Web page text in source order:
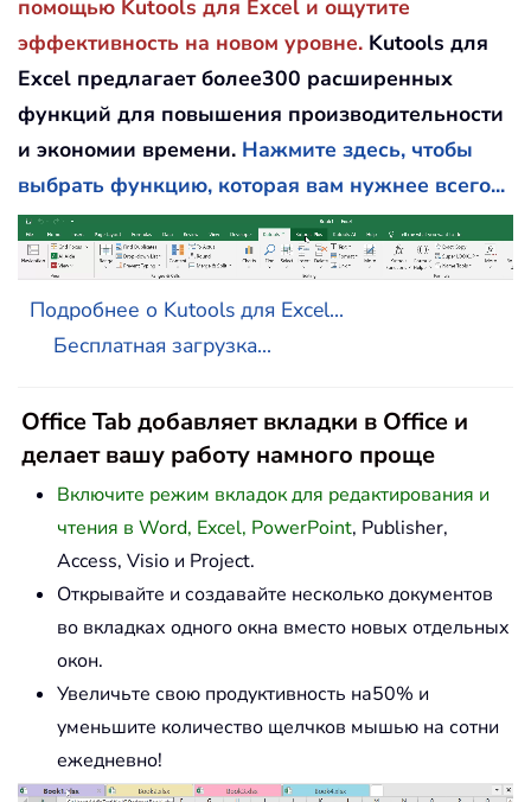
помощью Kutools для Excel и ощутите
эффективность на новом уровне. Kutools для
Excel предлагает более300 расширенных
функций для повышения производительности
и экономии времени. Нажмите здесь, чтобы
выбрать функцию, которая вам нужнее всего...
Подробнее о Kutools для Excel...
Бесплатная загрузка...
Office Tab добавляет вкладки в Office и
делает вашу работу намного проще
Включите режим вкладок для редактирования и
чтения в Word, Excel, PowerPoint, Publisher,
Access, Visio и Project.
Открывайте и создавайте несколько документов
во вкладках одного окна вместо новых отдельных
окон.
Увеличьте свою продуктивность на50% и
уменьшите количество щелчков мышью на сотни
ежедневно!